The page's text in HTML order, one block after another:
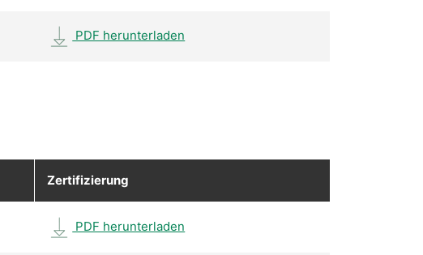
PDF herunterladen
Zertifizierung
PDF herunterladen